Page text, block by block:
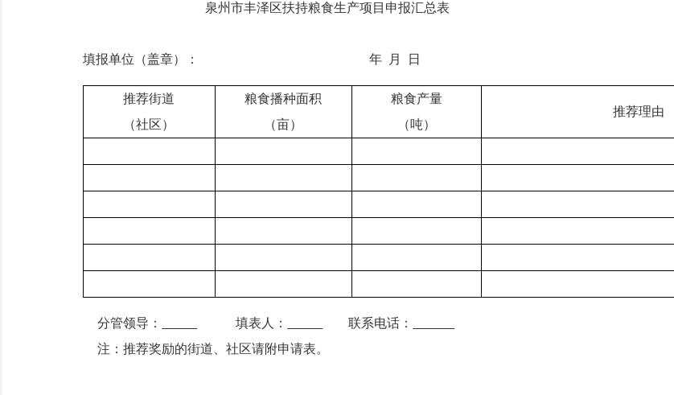
泉州市丰泽区扶持粮食生产项目申报汇总表
填报单位（盖章）： 年 月 日
推荐街道
（社区）
粮食播种面积
（亩）
粮食产量
（吨）
推荐理由
分管领导： 填表人：
联系电话：
注：推荐奖励的街道、社区请附申请表。